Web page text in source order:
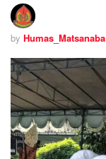
by Humas_Matsanaba